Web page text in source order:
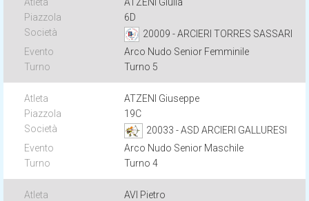
6D
20009 - ARCIERI TORRES SASSARI
Arco Nudo Senior Femminile
Turno 5
ATZENI Giuseppe
19C
20033 - ASD ARCIERI GALLURESI
Arco Nudo Senior Maschile
Turno 4
AVI Pietro